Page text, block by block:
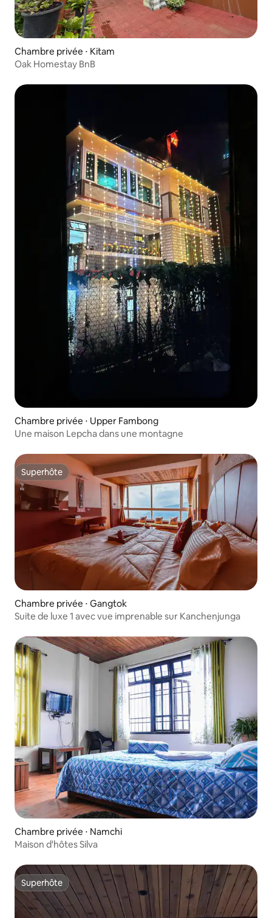
Chambre privée ⋅ Kitam
Oak Homestay BnB
Chambre privée ⋅ Upper Fambong
Une maison Lepcha dans une montagne
Superhôte
Superhôte
Chambre privée ⋅ Gangtok
Suite de luxe 1 avec vue imprenable sur Kanchenjunga
Chambre privée ⋅ Namchi
Maison d'hôtes Silva
Superhôte
Superhôte